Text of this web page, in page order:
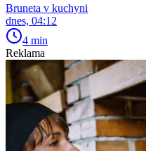
Bruneta v kuchyni
dnes, 04:12
4 min
Reklama